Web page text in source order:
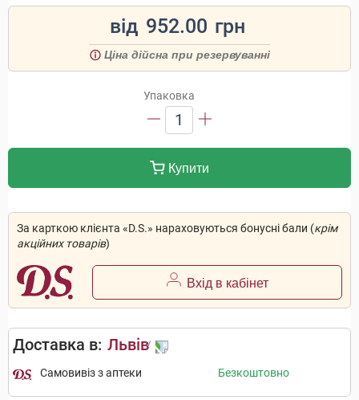
від 952.00 грн
Ціна дійсна при резервуванні
Упаковка
1
Купити
За карткою клієнта «D.S.» нараховуються бонусні бали (крім
акційних товарів)
Вхід в кабінет
Доставка в: Львів
Самовивіз з аптеки Безкоштовно